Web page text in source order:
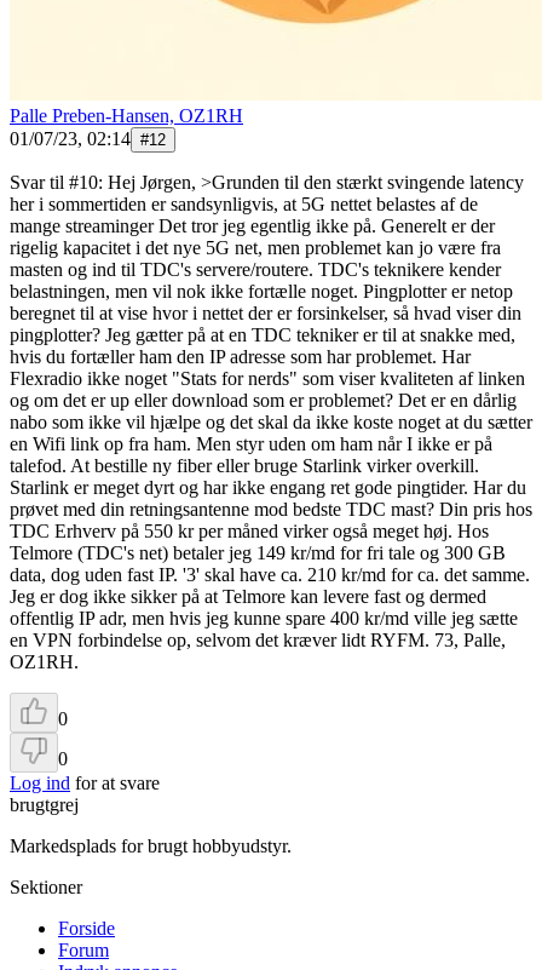
Palle Preben-Hansen, OZ1RH
01/07/23, 02:14 #12
Svar til #10: Hej Jørgen, >Grunden til den stærkt svingende latency
her i sommertiden er sandsynligvis, at 5G nettet belastes af de
mange streaminger Det tror jeg egentlig ikke på. Generelt er der
rigelig kapacitet i det nye 5G net, men problemet kan jo være fra
masten og ind til TDC's servere/routere. TDC's teknikere kender
belastningen, men vil nok ikke fortælle noget. Pingplotter er netop
beregnet til at vise hvor i nettet der er forsinkelser, så hvad viser din
pingplotter? Jeg gætter på at en TDC tekniker er til at snakke med,
hvis du fortæller ham den IP adresse som har problemet. Har
Flexradio ikke noget "Stats for nerds" som viser kvaliteten af linken
og om det er up eller download som er problemet? Det er en dårlig
nabo som ikke vil hjælpe og det skal da ikke koste noget at du sætter
en Wifi link op fra ham. Men styr uden om ham når I ikke er på
talefod. At bestille ny fiber eller bruge Starlink virker overkill.
Starlink er meget dyrt og har ikke engang ret gode pingtider. Har du
prøvet med din retningsantenne mod bedste TDC mast? Din pris hos
TDC Erhverv på 550 kr per måned virker også meget høj. Hos
Telmore (TDC's net) betaler jeg 149 kr/md for fri tale og 300 GB
data, dog uden fast IP. '3' skal have ca. 210 kr/md for ca. det samme.
Jeg er dog ikke sikker på at Telmore kan levere fast og dermed
offentlig IP adr, men hvis jeg kunne spare 400 kr/md ville jeg sætte
en VPN forbindelse op, selvom det kræver lidt RYFM. 73, Palle,
OZ1RH.
0
0
Log ind for at svare
brugtgrej
Markedsplads for brugt hobbyudstyr.
Sektioner
Forside
Forum